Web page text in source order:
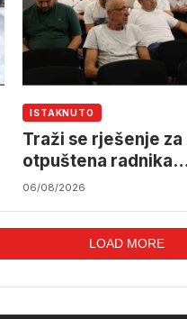
ISTAKNUTO
Traži se rješenje za
otpuštena radnika
Komunalnog Mostar
06/08/2026
LOAD MORE